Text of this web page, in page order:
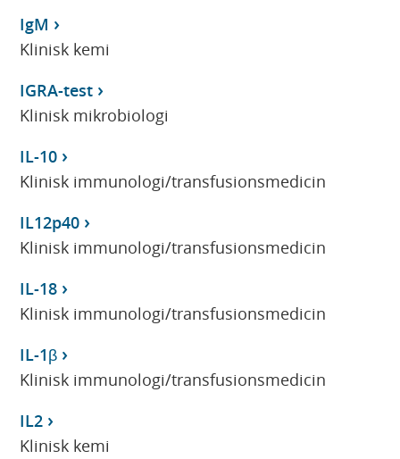
IgM
Klinisk kemi
IGRA-test
Klinisk mikrobiologi
IL-10
Klinisk immunologi/transfusionsmedicin
IL12p40
Klinisk immunologi/transfusionsmedicin
IL-18
Klinisk immunologi/transfusionsmedicin
IL-1β
Klinisk immunologi/transfusionsmedicin
IL2
Klinisk kemi